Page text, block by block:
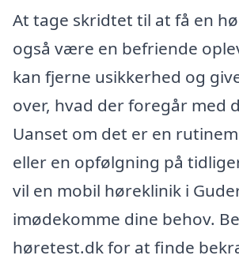
At tage skridtet til at få en
også være en befriende
kan fjerne usikkerhed og
over, hvad der foregår med
Uanset om det er en
eller en opfølgning på
vil en mobil høreklinik i
imødekomme dine behov.
høretest.dk for at finde